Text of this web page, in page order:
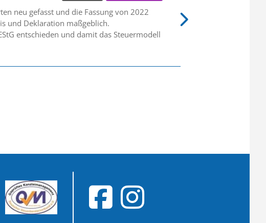
neu gefasst und die Fassung von 2022
und Deklaration maßgeblich.
entschieden und damit das Steuermodell